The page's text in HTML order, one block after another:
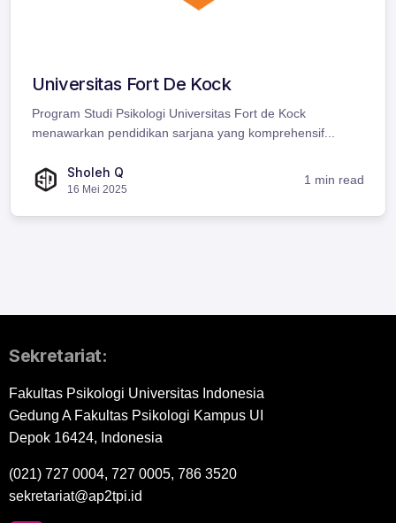
Universitas Fort De Kock
Program Studi Psikologi Universitas Fort de Kock
menawarkan pendidikan sarjana yang komprehensif...
Sholeh Q
16 Mei 2025
1 min read
Sekretariat:
Fakultas Psikologi Universitas Indonesia
Gedung A Fakultas Psikologi Kampus UI
Depok 16424, Indonesia
(021) 727 0004, 727 0005, 786 3520
sekretariat@ap2tpi.id